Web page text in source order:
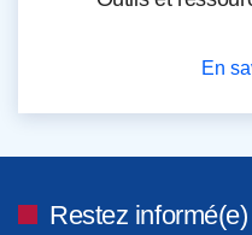
En
Restez informé(e)